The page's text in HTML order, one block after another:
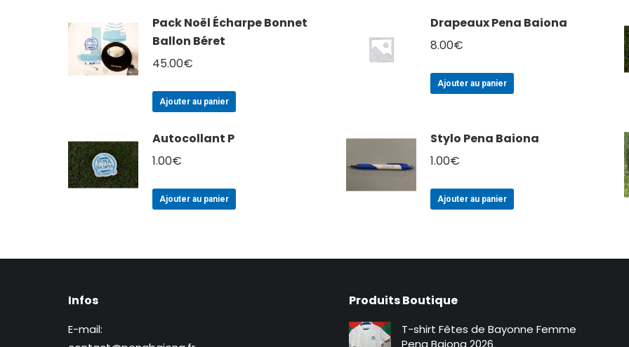
Pack Noël Écharpe Bonnet
Ballon Béret
45.00€
Ajouter au panier
Drapeaux Pena Baiona
8.00€
Ajouter au panier
Autocollant P
1.00€
Ajouter au panier
Stylo Pena Baiona
1.00€
Ajouter au panier
Infos
E-mail:
Produits Boutique
T-shirt Fêtes de Bayonne Femme
Pena Baiona 2026